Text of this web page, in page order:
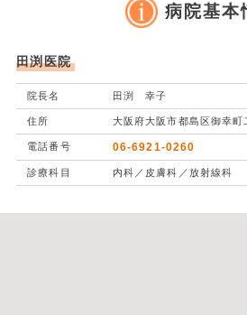
病院基本
田渕医院
院長名 田渕 幸子
住所 大阪府大阪市都島区御幸町
電話番号 06-6921-0260
診療科目 内科／皮膚科／放射線科